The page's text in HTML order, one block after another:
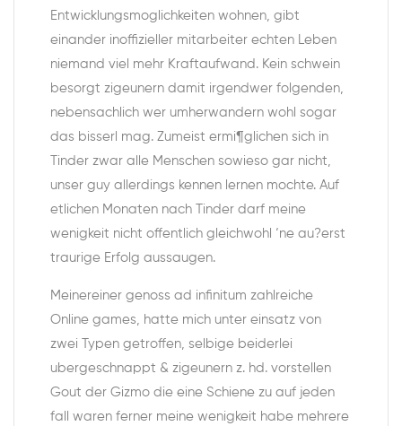
Entwicklungsmoglichkeiten wohnen, gibt
einander inoffizieller mitarbeiter echten Leben
niemand viel mehr Kraftaufwand. Kein schwein
besorgt zigeunern damit irgendwer folgenden,
nebensachlich wer umherwandern wohl sogar
das bisserl mag. Zumeist ermi¶glichen sich in
Tinder zwar alle Menschen sowieso gar nicht,
unser guy allerdings kennen lernen mochte. Auf
etlichen Monaten nach Tinder darf meine
wenigkeit nicht offentlich gleichwohl ‘ne au?erst
traurige Erfolg aussaugen.
Meinereiner genoss ad infinitum zahlreiche
Online games, hatte mich unter einsatz von
zwei Typen getroffen, selbige beiderlei
ubergeschnappt & zigeunern z. hd. vorstellen
Gout der Gizmo die eine Schiene zu auf jeden
fall waren ferner meine wenigkeit habe mehrere